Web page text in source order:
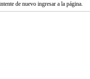
de nuevo ingresar a la página.